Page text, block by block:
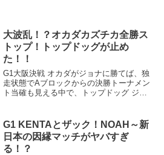
大波乱！？オカダカズチカ全勝ス
トップ！トップドッグが止め
た！！
G1大阪決戦 オカダがジョナに勝てば、独
走状態でAブロックからの決勝トーナメン
ト当確も見える中で、トップドッグ ジョ
G1 KENTAとザック！NOAH～新
日本の因縁マッチがヤバすぎ
る！？